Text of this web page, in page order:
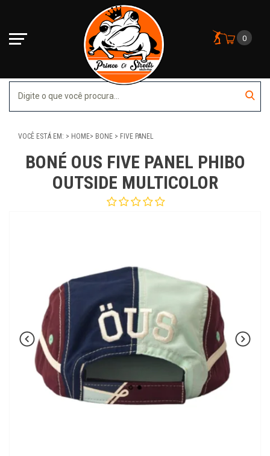
0
VOCÊ ESTÁ EM: HOME BONE FIVE PANEL
BONÉ OUS FIVE PANEL PHIBO
OUTSIDE MULTICOLOR